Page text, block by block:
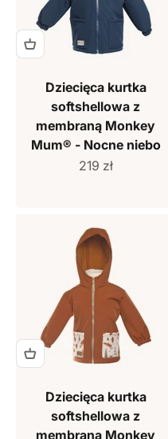
Dziecięca kurtka
softshellowa z
membraną Monkey
Mum® - Nocne niebo
Cena sprzedaży
219 zł
Dziecięca kurtka
softshellowa z
membraną Monkey